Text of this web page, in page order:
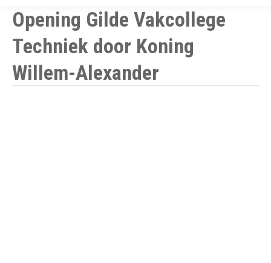
Opening Gilde Vakcollege
Techniek door Koning
Willem-Alexander